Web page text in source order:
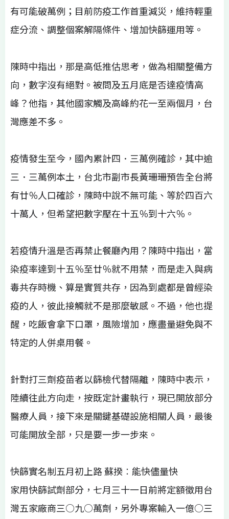
有可能破萬例；目前防疫工作首重減災，維持輕重
症分流、調整個案解隔條件、增加快篩運用等。
陳時中指出，那是高低推估思考，做為相關整備方
向，數字沒有絕對。被問及五月底是否達疫情高
峰？他指，其他國家觸及高峰約花一至兩個月，台
灣應差不多。
疫情發生至今，國內累計四．三萬例確診，其中逾
三．三萬例本土，台北市副市長黃珊珊預告全台將
有廿％人口確診，陳時中說不無可能、等於四百六
十萬人，但希望把數字壓在十五％到十六％。
若疫情升溫是否再禁止餐廳內用？陳時中指出，當
染疫率達到十五％至廿％就不用禁，而是走入與病
毒共存時機、算是實質共存，因為到處都是曾經染
疫的人，彼此接觸就不是那麼敏感。不過，他也提
醒，吃飯會拿下口罩，風險增加，應盡量避免與不
特定的人併桌用餐。
針對打三劑疫苗者以篩檢代替隔離，陳時中表示，
陸續往此方向走，按既定計畫執行，現已開放部分
醫療人員，接下來是關鍵基礎設施相關人員，最後
可能開放全部，只是要一步一步來。
快篩實名制五月初上路 蘇揆︰能快儘量快
家用快篩試劑部分，七月三十一日前將定額徵用台
灣五家廠商三○九○萬劑，另外專案輸入一億○三